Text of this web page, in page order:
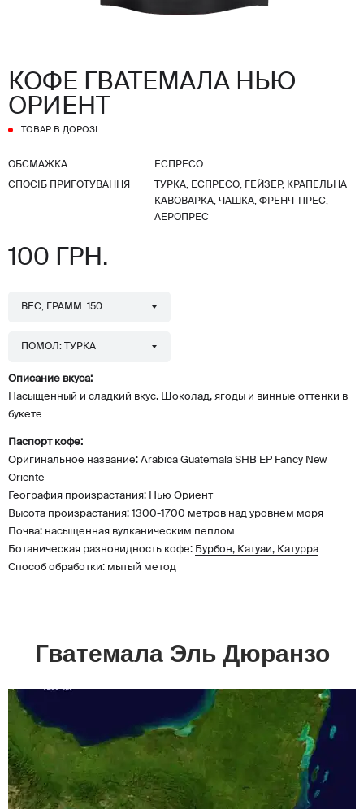
КОФЕ ГВАТЕМАЛА НЬЮ
ОРИЕНТ
ТОВАР В ДОРОЗІ
ОБСМАЖКА ЕСПРЕСО
СПОСІБ ПРИГОТУВАННЯ
ТУРКА, ЕСПРЕСО, ГЕЙЗЕР, КРАПЕЛЬНА
КАВОВАРКА, ЧАШКА, ФРЕНЧ-ПРЕС,
АЕРОПРЕС
100 ГРН.
ВЕС, ГРАММ: 150
ПОМОЛ: ТУРКА
Описание вкуса:
Насыщенный и сладкий вкус. Шоколад, ягоды и винные оттенки в
букете
Паспорт кофе:
Оригинальное название: Arabica Guatemala SHB EP Fancy New
Oriente
География произрастания: Нью Ориент
Высота произрастания: 1300-1700 метров над уровнем моря
Почва: насыщенная вулканическим пеплом
Ботаническая разновидность кофе: Бурбон, Катуаи, Катурра
Способ обработки: мытый метод
Гватемала Эль Дюранзо